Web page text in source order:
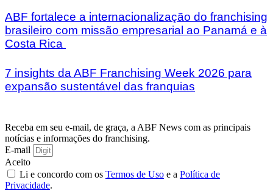
ABF fortalece a internacionalização do franchising
brasileiro com missão empresarial ao Panamá e à
Costa Rica
7 insights da ABF Franchising Week 2026 para
expansão sustentável das franquias
Receba em seu e-mail, de graça, a ABF News com as principais
notícias e informações do franchising.
E-mail
Aceito
Li e concordo com os Termos de Uso e a Política de
Privacidade.